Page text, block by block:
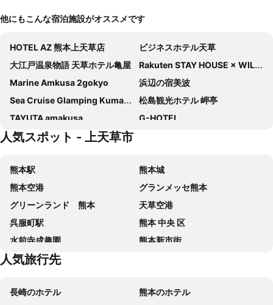
他にもこんな宿泊施設がオススメです
HOTEL AZ 熊本上天草店
ビジネスホテル天草
大江戸温泉物語 天草ホテル亀屋
Rakuten STAY HOUSE × WILLSTYLE 天草
Marine Amkusa 2gokyo
浜辺の宿美波
Sea Cruise Glamping Kumamoto Amakusa
松島観光ホテル 岬亭
TAYUTA amakusa
G-HOTEL
Sukawa Kanko Hotel
セレクトロイヤル八代
くつろぎの宿マルコ
ホテルルートイン八代
ホテルウィングインターナショナル熊本八代
Hotel Sepia
ホテル 大黒屋
雲仙みかどホテル本館 銘木・空中露天・豪華バイキングの宿
スーパーホテル熊本・八代
人気スポット - 上天草市
熊本駅
熊本城
熊本空港
グランメッセ熊本
グリーンランド 熊本
天草空港
呉服町駅
熊本 中央 区
水前寺成趣園
熊本新市街
大牟田市動物園
人気旅行先
長崎のホテル
熊本のホテル